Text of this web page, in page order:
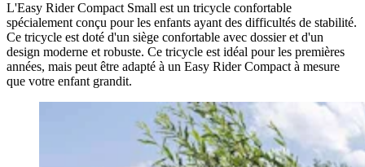
L'Easy Rider Compact Small est un tricycle confortable
spécialement conçu pour les enfants ayant des difficultés de stabilité.
Ce tricycle est doté d'un siège confortable avec dossier et d'un
design moderne et robuste. Ce tricycle est idéal pour les premières
années, mais peut être adapté à un Easy Rider Compact à mesure
que votre enfant grandit.